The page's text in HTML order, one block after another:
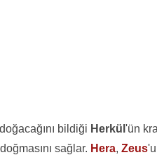
bildiği Herkül 'ün
sağlar. Hera, Zeus